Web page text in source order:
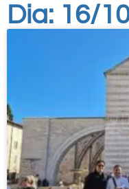
Dia: 16/